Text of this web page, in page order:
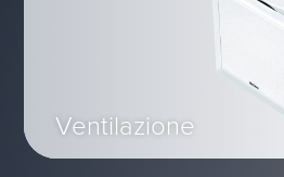
Ventilazione